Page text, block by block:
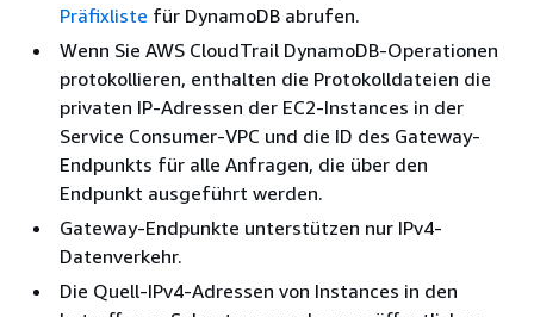
Präfixliste für DynamoDB abrufen.
Wenn Sie AWS CloudTrail DynamoDB-Operationen
protokollieren, enthalten die Protokolldateien die
privaten IP-Adressen der EC2-Instances in der
Service Consumer-VPC und die ID des Gateway-
Endpunkts für alle Anfragen, die über den
Endpunkt ausgeführt werden.
Gateway-Endpunkte unterstützen nur IPv4-
Datenverkehr.
Die Quell-IPv4-Adressen von Instances in den